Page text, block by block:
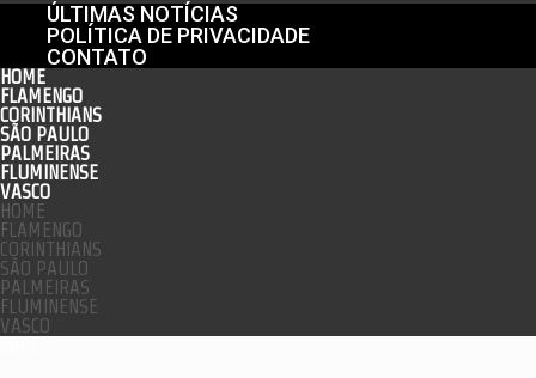
ÚLTIMAS NOTÍCIAS
POLÍTICA DE PRIVACIDADE
CONTATO
HOME
FLAMENGO
CORINTHIANS
SÃO PAULO
PALMEIRAS
FLUMINENSE
VASCO
HOME
FLAMENGO
CORINTHIANS
SÃO PAULO
PALMEIRAS
FLUMINENSE
VASCO